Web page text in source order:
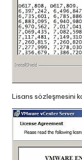
Lisans sözleşmesini